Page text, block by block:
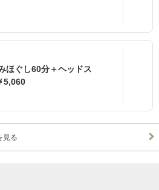
ほぐし60分＋ヘッドス
見る